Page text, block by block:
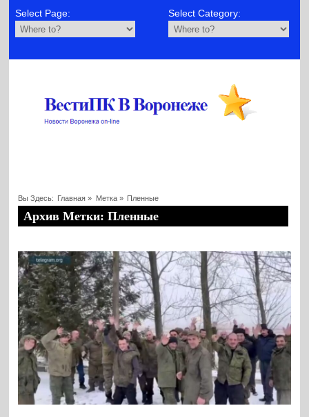
Select Page: Select Category:
Вы Здесь: Главная » Метка » Пленные
Архив Метки: Пленные